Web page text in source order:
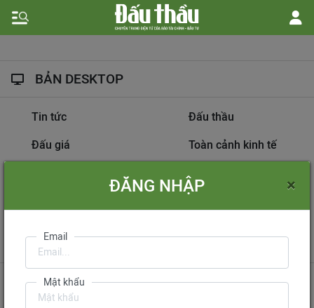
BẢN DESKTOP
Tin tức Đấu thầu
Đấu giá Toàn cảnh kinh tế
Dự án đầu tư
Information on
International Tendering
Gửi phản hồi
Liên hệ quảng cáo
Liên hệ đặt báo
ĐĂNG NHẬP ×
Email
Mật khẩu